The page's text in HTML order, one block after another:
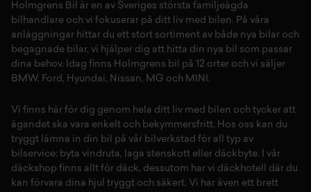
Holmgrens Bil är en av Sveriges största familjeägda
bilhandlare och vi fokuserar på ditt liv med bilen. På våra
anläggningar hittar du ett stort sortiment av både nya bilar och
begagnade bilar, vi hjälper dig att hitta din nya bil som passar
dina behov. Idag finns Holmgrens bil på 12 orter och vi säljer
BMW, Ford, Hyundai, Nissan , MG och MINI.
Vi finns här för dig genom hela ditt liv med bilen och tycker att
ägandet ska vara enkelt och bekymmersfritt. Hos oss kan du
tryggt lämna in din bil på vår bilverkstad för all typ av
bilservice: byta vindruta, laga stenskott eller däckbyte. I vår
däckshop finns allt för däck, dessutom har vi däckhotell där du
kan förvara dina hjul tryggt och säkert. Vi har även ett brett